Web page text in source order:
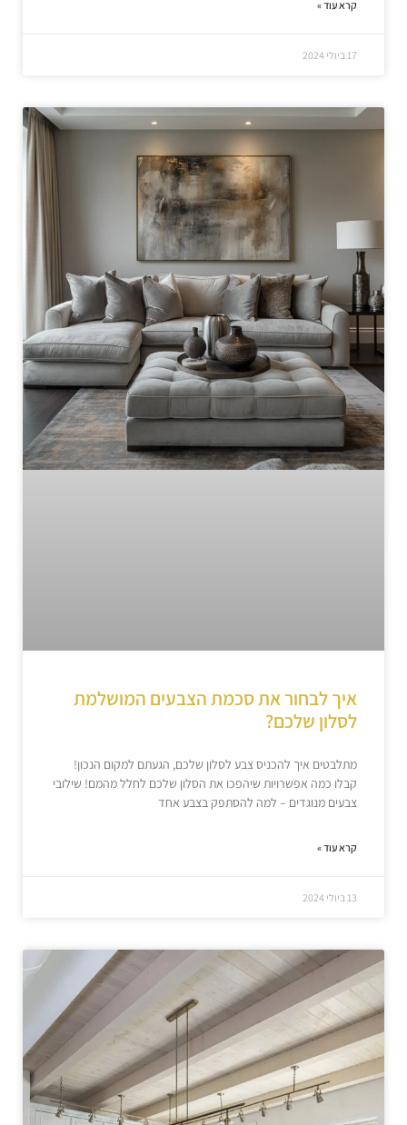
קרא עוד »
17 ביולי 2024
איך לבחור את סכמת הצבעים המושלמת
לסלון שלכם?
מתלבטים איך להכניס צבע לסלון שלכם, הגעתם למקום הנכון!
קבלו כמה אפשרויות שיהפכו את הסלון שלכם לחלל מהמם! שילובי
צבעים מנוגדים – למה להסתפק בצבע אחד
קרא עוד »
13 ביולי 2024